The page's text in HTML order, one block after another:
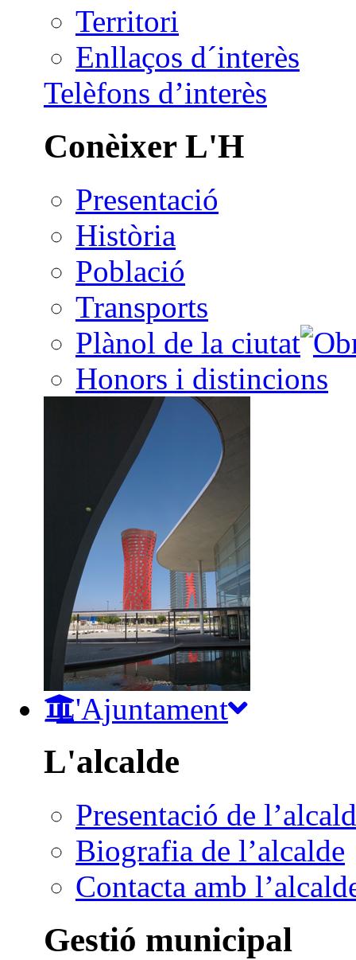
Territori
Enllaços d´interès
Telèfons d’interès
Conèixer L'H
Presentació
Història
Població
Transports
Plànol de la ciutat
Honors i distincions
L'Ajuntament
L'alcalde
Presentació de
Biografia de l’alcalde
Contacta amb
Gestió municipal